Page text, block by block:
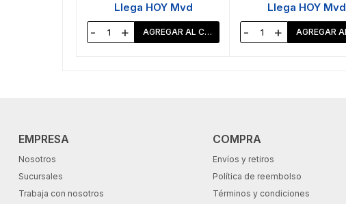
Llega HOY Mvd
- +
Llega HOY Mvd
- +
EMPRESA
Nosotros
Sucursales
Trabaja con nosotros
COMPRA
Envíos y retiros
Política de reembolso
Términos y condiciones